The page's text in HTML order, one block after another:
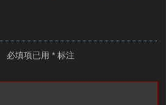
必填项已用 * 标注